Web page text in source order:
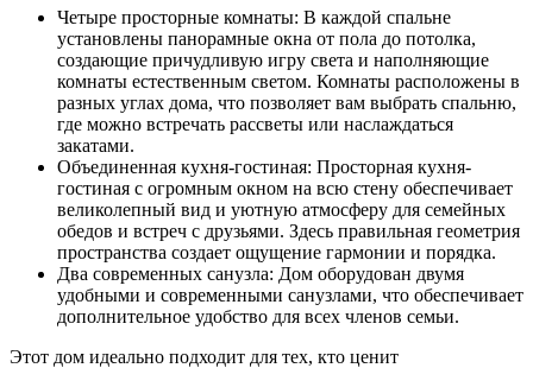
Четыре просторные комнаты: В каждой спальне
установлены панорамные окна от пола до потолка,
создающие причудливую игру света и наполняющие
комнаты естественным светом. Комнаты расположены в
разных углах дома, что позволяет вам выбрать спальню,
где можно встречать рассветы или наслаждаться
закатами.
Объединенная кухня-гостиная: Просторная кухня-
гостиная с огромным окном на всю стену обеспечивает
великолепный вид и уютную атмосферу для семейных
обедов и встреч с друзьями. Здесь правильная геометрия
пространства создает ощущение гармонии и порядка.
Два современных санузла: Дом оборудован двумя
удобными и современными санузлами, что обеспечивает
дополнительное удобство для всех членов семьи.
Этот дом идеально подходит для тех, кто ценит